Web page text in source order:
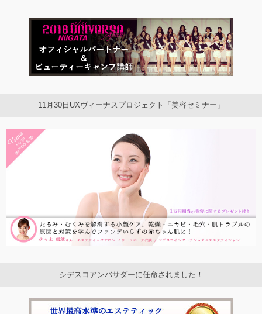
11月30日UXヴィーナスプロジェクト「美容セミナー」
シデスコアンバサダーに任命されました！